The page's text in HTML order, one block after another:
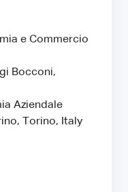
e Commercio
Bocconi,
Aziendale
Torino, Italy